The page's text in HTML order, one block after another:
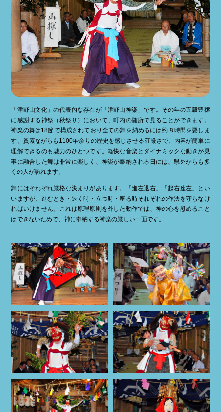
「津野山文化」の代表的な存在が「津野山神楽」です。その年の五穀豊穣
に感謝する神祭（秋祭り）において、町内の随所で見ることができます。
神楽の舞は18節で構成されており全ての舞を納めるには約８時間を要しま
す。質素ながらも1100年余りの歴史を感じさせる荘厳さで、内容が簡単に
理解できるのも魅力のひとつです。軽快な音楽とダイナミックな動きが見
事に融合した舞は非常に楽しく、神楽が奉納される日には、県外からも多
くの人が訪れます。
舞にはそれぞれ厳格な決まりがあります。「進左退右」「起右座左」とい
いますが、進むとき・退く時・立つ時・座る時それぞれの作法を守らなけ
ればいけません。これは原理原則を外した動作では、神の心を慰めること
はできないためで、神に奉納する神楽の厳しい一面です。